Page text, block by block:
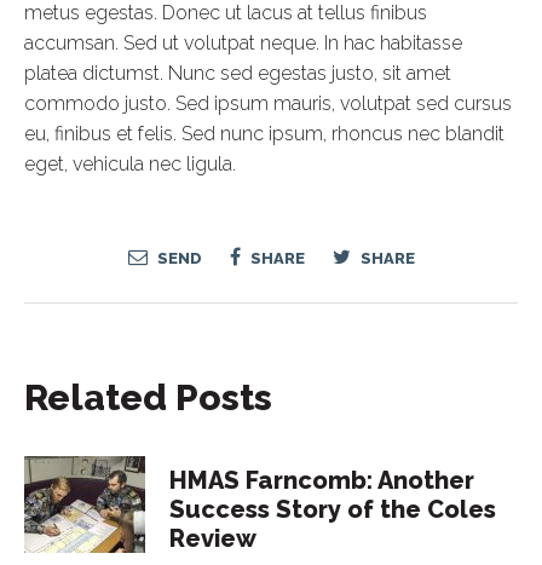
metus egestas. Donec ut lacus at tellus finibus
accumsan. Sed ut volutpat neque. In hac habitasse
platea dictumst. Nunc sed egestas justo, sit amet
commodo justo. Sed ipsum mauris, volutpat sed cursus
eu, finibus et felis. Sed nunc ipsum, rhoncus nec blandit
eget, vehicula nec ligula.
SEND SHARE SHARE
Related Posts
HMAS Farncomb: Another
Success Story of the Coles
Review